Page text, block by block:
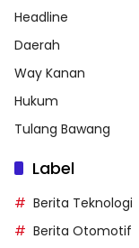
Headline
Daerah
Way Kanan
Hukum
Tulang Bawang
Label
Berita Teknologi
Berita Otomotif